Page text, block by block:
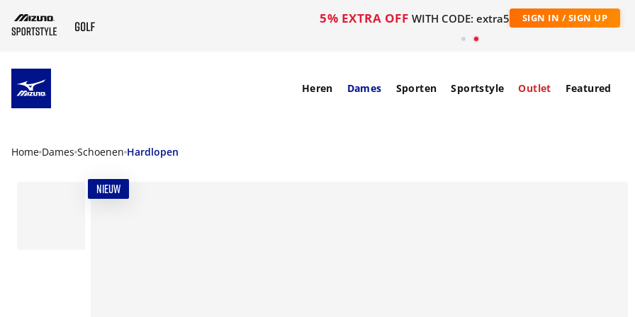
5% EXTRA OFF WITH CODE: extra5 SIGN IN / SIGN UP
Heren Dames Sporten Sportstyle Outlet Featured
Home Dames Schoenen Hardlopen
NIEUW